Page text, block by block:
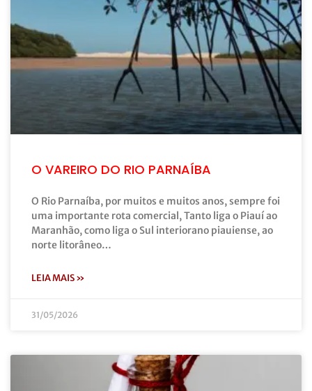
O VAREIRO DO RIO PARNAÍBA
O Rio Parnaíba, por muitos e muitos anos, sempre foi
uma importante rota comercial, Tanto liga o Piauí ao
Maranhão, como liga o Sul interiorano piauiense, ao
norte litorâneo…
LEIA MAIS »
31/05/2026